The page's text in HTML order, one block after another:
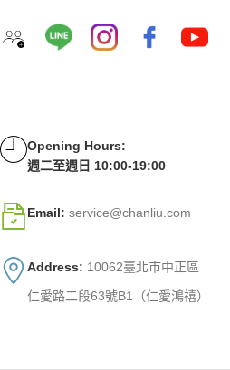
Opening Hours:
週二至週日 10:00-19:00
Email: service@chanliu.com
Address: 10062臺北市中正區
仁愛路二段63號B1（仁愛鴻禧）